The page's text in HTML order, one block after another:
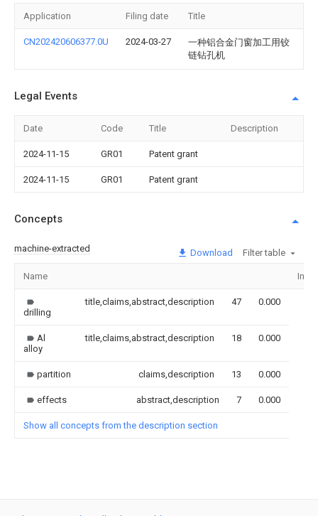
Application Filing date Title
CN202420606377.0U 2024-03-27
一种铝合金门窗加工用铰
链钻孔机
Legal Events
Date Code Title Description
2024-11-15 GR01 Patent grant
2024-11-15 GR01 Patent grant
Concepts
machine-extracted Download Filter table
Name
drilling
title,claims,abstract,description 47 0.000
Al
alloy
title,claims,abstract,description 18 0.000
partition claims,description 13 0.000
effects abstract,description 7 0.000
Show all concepts from the description section